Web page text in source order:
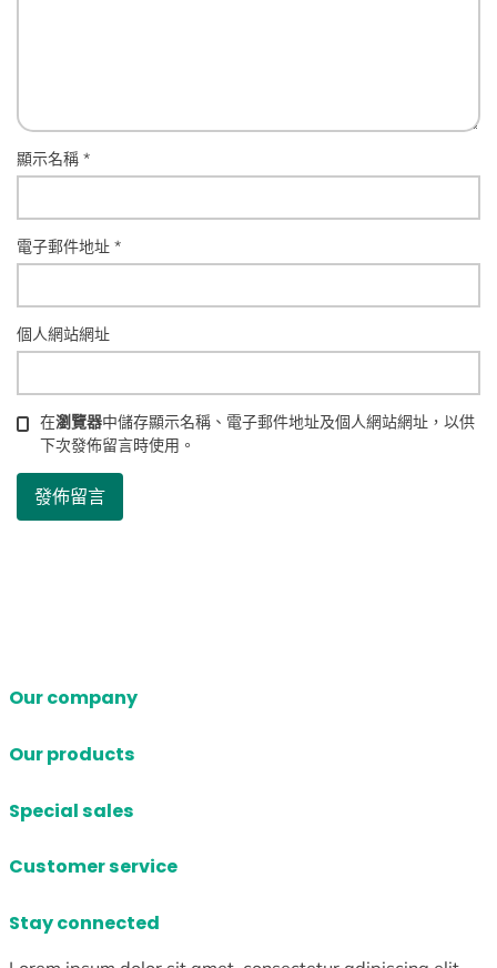
顯示名稱*
電子郵件地址*
個人網站網址
在瀏覽器中儲存顯示名稱、電子郵件地址及個人網站網址，以供
下次發佈留言時使用。
Our company
Our products
Special sales
Customer service
Stay connected